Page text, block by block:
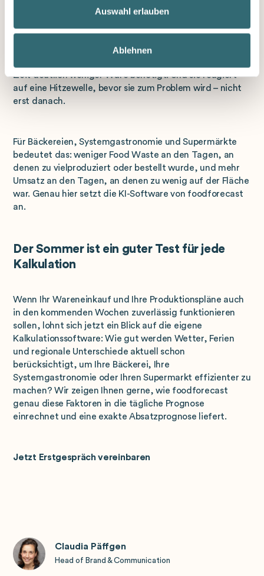
Auswahl erlauben
Ablehnen
Feiertage und das individuelle Verhalten jeder einzelnen
und filialspezifisch. So weiß die Prognose, dass die Filiale
am Hauptbahnhof am ersten Ferientag mehr Frequenz
Zeit deutlich weniger Ware benötigt. Und sie reagiert
auf eine Hitzewelle, bevor sie zum Problem wird – nicht
erst danach.
Für Bäckereien, Systemgastronomie und Supermärkte
bedeutet das: weniger Food Waste an den Tagen, an
denen zu vielproduziert oder bestellt wurde, und mehr
Umsatz an den Tagen, an denen zu wenig auf der Fläche
war. Genau hier setzt die KI-Software von foodforecast
an.
Der Sommer ist ein guter Test für jede
Kalkulation
Wenn Ihr Wareneinkauf und Ihre Produktionspläne auch
in den kommenden Wochen zuverlässig funktionieren
sollen, lohnt sich jetzt ein Blick auf die eigene
Kalkulationssoftware: Wie gut werden Wetter, Ferien
und regionale Unterschiede aktuell schon
berücksichtigt, um Ihre Bäckerei, Ihre
Systemgastronomie oder Ihren Supermarkt effizienter zu
machen? Wir zeigen Ihnen gerne, wie foodforecast
genau diese Faktoren in die tägliche Prognose
einrechnet und eine exakte Absatzprognose liefert.
Jetzt Erstgespräch vereinbaren
Claudia Päffgen
Head of Brand & Communication